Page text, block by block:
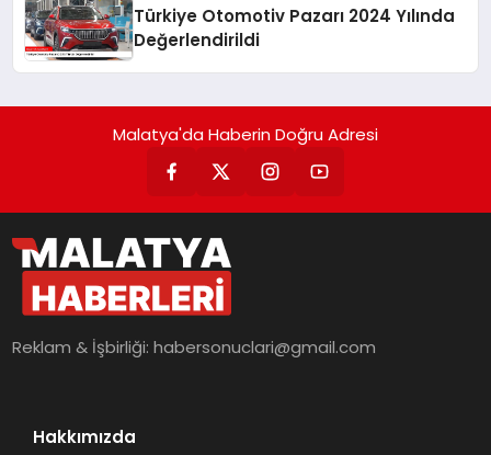
Türkiye Otomotiv Pazarı 2024 Yılında
Değerlendirildi
Malatya'da Haberin Doğru Adresi
Reklam & İşbirliği:habersonuclari@gmail.com
Hakkımızda